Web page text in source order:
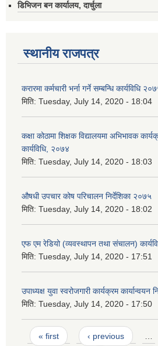
डिभिजन बन कार्यालय, दार्चुला
स्थानीय राजपत्र
करारमा कर्मचारी भर्ना गर्ने सम्बन्धि कार्यविधि
मिति: Tuesday, July 14, 2020 - 18:04
कक्षा कोठामा शिक्षक विद्यालयमा अभिभावक
कार्यविधि, २०७४
मिति: Tuesday, July 14, 2020 - 18:03
औषधी उपचार कोष परिचालन निर्देशिका २०७५
मिति: Tuesday, July 14, 2020 - 18:02
एफ एम रेडियो (व्यवस्थापन तथा संचालन)
मिति: Tuesday, July 14, 2020 - 17:51
उपाध्यक्ष युवा स्वरोजगारी कार्यक्रम कार्यान्वयन
मिति: Tuesday, July 14, 2020 - 17:50
Pages
« first ‹ previous